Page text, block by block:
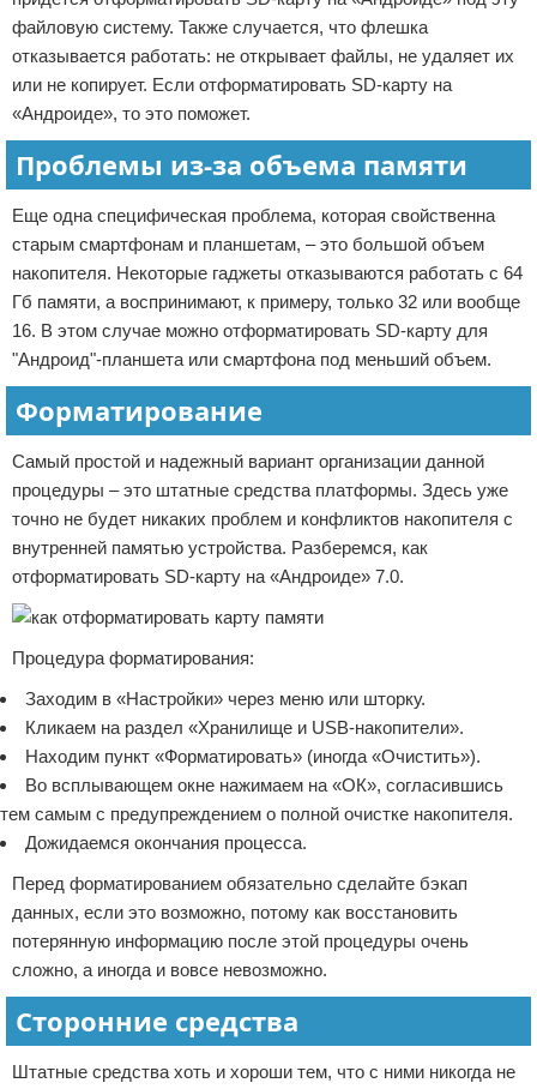
файловую систему. Также случается, что флешка
отказывается работать: не открывает файлы, не удаляет их
или не копирует. Если отформатировать SD-карту на
«Андроиде», то это поможет.
Проблемы из-за объема памяти
Еще одна специфическая проблема, которая свойственна
старым смартфонам и планшетам, – это большой объем
накопителя. Некоторые гаджеты отказываются работать с 64
Гб памяти, а воспринимают, к примеру, только 32 или вообще
16. В этом случае можно отформатировать SD-карту для
"Андроид"-планшета или смартфона под меньший объем.
Форматирование
Самый простой и надежный вариант организации данной
процедуры – это штатные средства платформы. Здесь уже
точно не будет никаких проблем и конфликтов накопителя с
внутренней памятью устройства. Разберемся, как
отформатировать SD-карту на «Андроиде» 7.0.
Процедура форматирования:
Заходим в «Настройки» через меню или шторку.
Кликаем на раздел «Хранилище и USB-накопители».
Находим пункт «Форматировать» (иногда «Очистить»).
Во всплывающем окне нажимаем на «ОК», согласившись
тем самым с предупреждением о полной очистке накопителя.
Дожидаемся окончания процесса.
Перед форматированием обязательно сделайте бэкап
данных, если это возможно, потому как восстановить
потерянную информацию после этой процедуры очень
сложно, а иногда и вовсе невозможно.
Сторонние средства
Штатные средства хоть и хороши тем, что с ними никогда не